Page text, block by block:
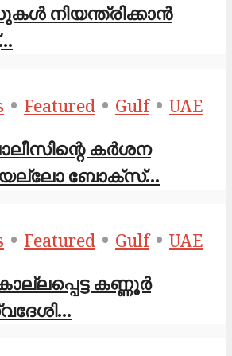
നിയന്ത്രിക്കാൻ
• Featured • Gulf • UAE
കർശന
യെല്ലോ ബോക്സ്...
• Featured • Gulf • UAE
കണ്ണൂര്‍